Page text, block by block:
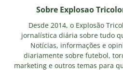
Sobre Explosao
Desde 2014, o Explosão
jornalística diária sobre tudo
Notícias, informações e
diariamente sobre futebol,
marketing e outros temas para